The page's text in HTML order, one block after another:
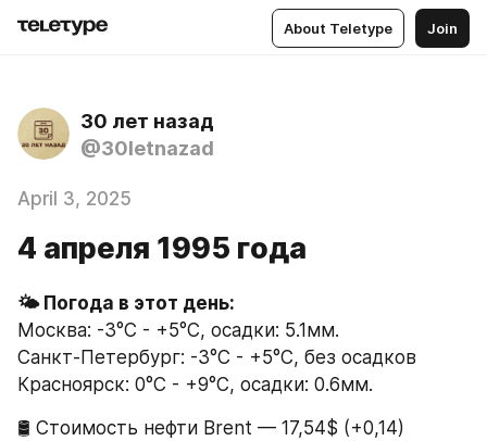
About Teletype Join
30 лет назад
@30letnazad
April 3, 2025
4 апреля 1995 года
🌤 Погода в этот день:
Москва: -3°C - +5°C, осадки: 5.1мм.
Санкт-Петербург: -3°C - +5°C, без осадков
Красноярск: 0°C - +9°C, осадки: 0.6мм.
🛢 Стоимость нефти Brent — 17,54$ (+0,14)